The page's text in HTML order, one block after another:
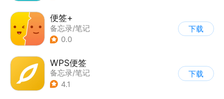
便签+
备忘录/笔记
0.0
下载
WPS便签
备忘录/笔记
4.1
下载